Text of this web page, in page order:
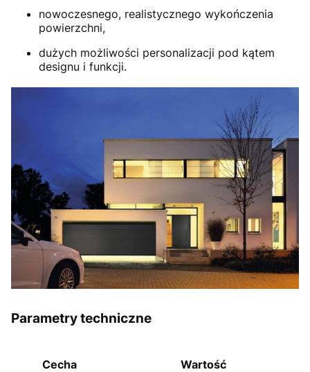
nowoczesnego, realistycznego wykończenia
powierzchni,
dużych możliwości personalizacji pod kątem
designu i funkcji.
Parametry techniczne
Cecha Wartość